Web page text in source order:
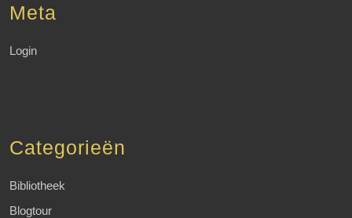
Meta
Login
Categorieën
Bibliotheek
Blogtour